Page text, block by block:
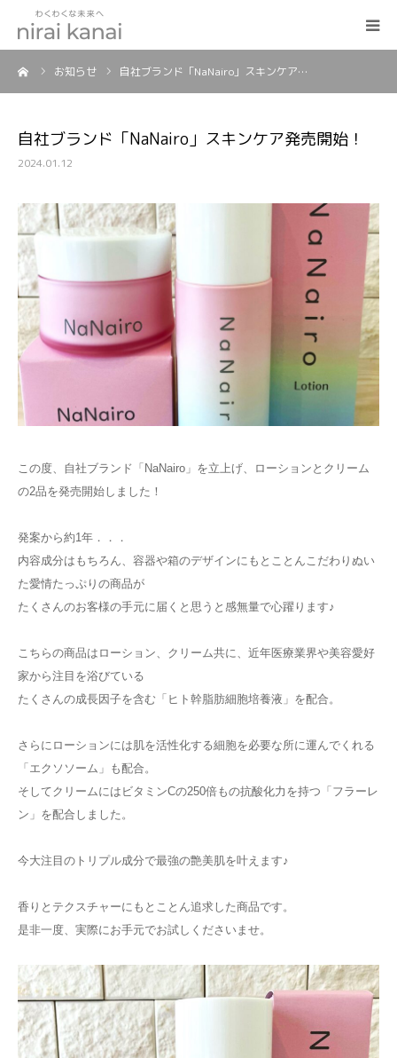
お知らせ 自社ブランド「NaNairo」スキンケア…
自社ブランド「NaNairo」スキンケア発売開始！
2024.01.12
この度、自社ブランド「NaNairo」を立上げ、ローションとクリーム
の2品を発売開始しました！
発案から約1年．．．
内容成分はもちろん、容器や箱のデザインにもとことんこだわりぬい
た愛情たっぷりの商品が
たくさんのお客様の手元に届くと思うと感無量で心躍ります♪
こちらの商品はローション、クリーム共に、近年医療業界や美容愛好
家から注目を浴びている
たくさんの成長因子を含む「ヒト幹脂肪細胞培養液」を配合。
さらにローションには肌を活性化する細胞を必要な所に運んでくれる
「エクソソーム」も配合。
そしてクリームにはビタミンCの250倍もの抗酸化力を持つ「フラーレ
ン」を配合しました。
今大注目のトリプル成分で最強の艶美肌を叶えます♪
香りとテクスチャーにもとことん追求した商品です。
是非一度、実際にお手元でお試しくださいませ。
HOME
お知らせ
スタッフブログ